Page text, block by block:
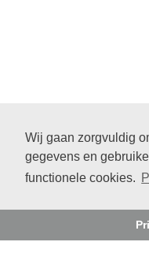
Wij gaan zorgvuldig
gegevens en
functionele cookies.